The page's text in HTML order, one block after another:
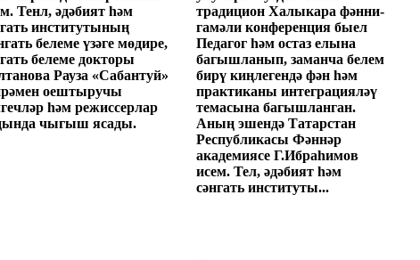
Тенл, әдәбият һәм
институтының
белеме үзәге мөдире,
белеме докторы
Рауза «Сабантуй»
оештыручы
һәм режиссерлар
чыгыш ясады.
традицион Халыкара фәнни-
гамәли конференция быел
Педагог һәм остаз елына
багышланып, заманча белем
бирү киңлегендә фән һәм
практиканы интеграцияләү
темасына багышланган.
Аның эшендә Татарстан
Республикасы Фәннәр
академиясе Г.Ибраһимов
исем. Тел, әдәбият һәм
сәнгать институты...